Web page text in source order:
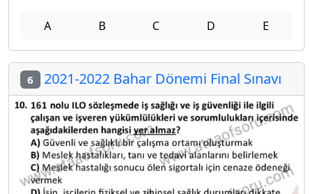
A B C D E
6 2021-2022 Bahar Dönemi Final Sınavı